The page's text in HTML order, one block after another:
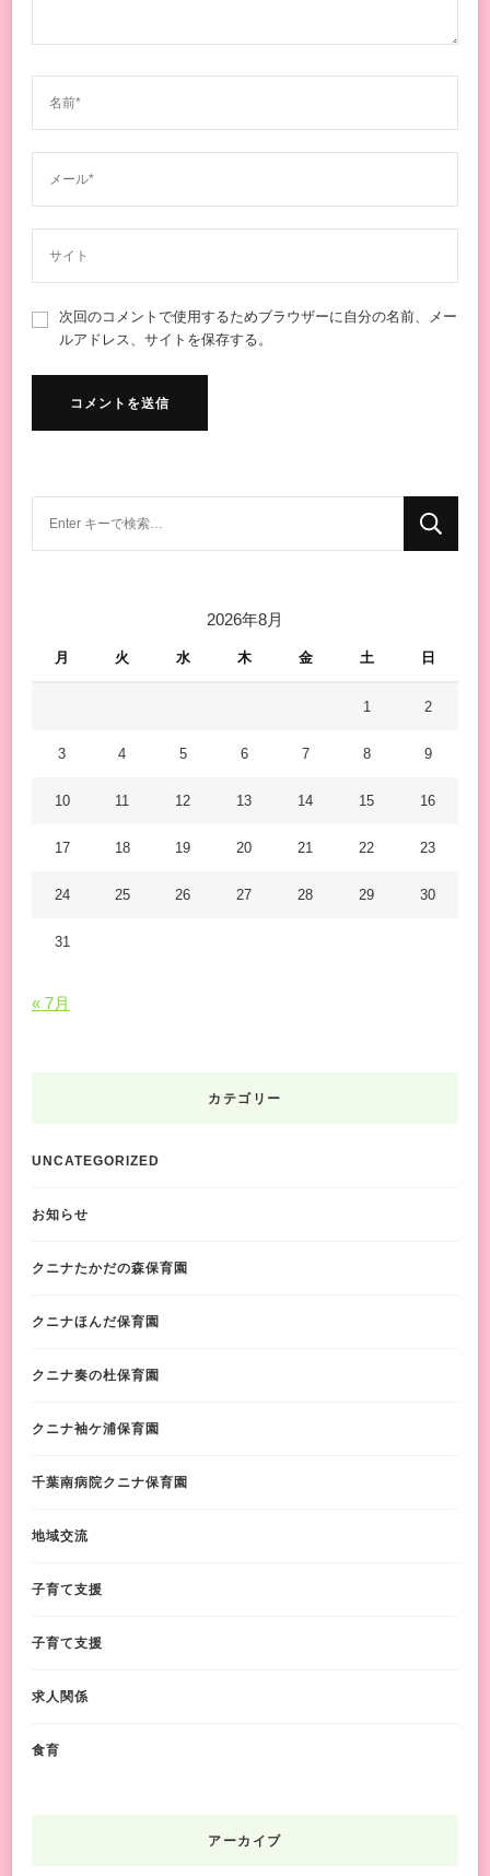
次回のコメントで使用するためブラウザーに自分の名前、メー
ルアドレス、サイトを保存する。
2026年8月
月 火 水 木 金 土 日
1 2
3 4 5 6 7 8 9
10 11 12 13 14 15 16
17 18 19 20 21 22 23
24 25 26 27 28 29 30
31
« 7月
カテゴリー
UNCATEGORIZED
お知らせ
クニナたかだの森保育園
クニナほんだ保育園
クニナ奏の杜保育園
クニナ袖ケ浦保育園
千葉南病院クニナ保育園
地域交流
子育て支援
子育て支援
求人関係
食育
アーカイブ